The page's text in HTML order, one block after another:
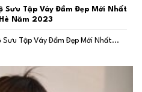
Sưu Tập Váy Đầm Đẹp Mới Nhất
Năm 2023
Tập Váy Đầm Đẹp Mới Nhất...